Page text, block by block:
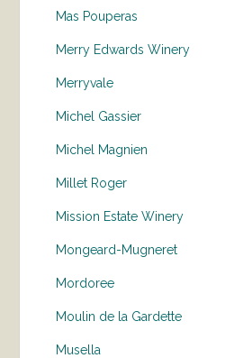
Mas Pouperas
Merry Edwards Winery
Merryvale
Michel Gassier
Michel Magnien
Millet Roger
Mission Estate Winery
Mongeard-Mugneret
Mordoree
Moulin de la Gardette
Musella